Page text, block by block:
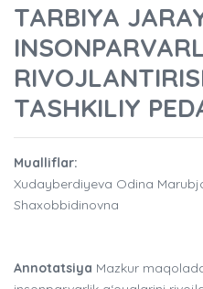
TARBIYA
TASHKILIY
Mualliflar:
Xudayberdiyeva Odina
Shaxobbidinovna
Annotatsiya Mazkur